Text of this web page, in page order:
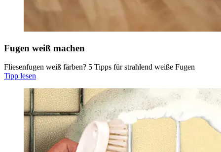
Fugen weiß machen
Fliesenfugen weiß färben? 5 Tipps für strahlend weiße Fugen
Tipp lesen